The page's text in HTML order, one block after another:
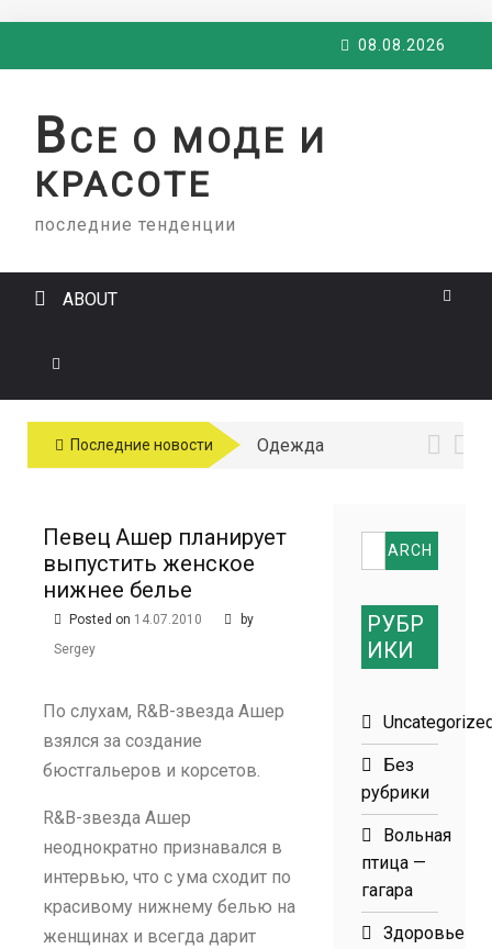
08.08.2026
ВСЕ О МОДЕ И
КРАСОТЕ
последние тенденции
ABOUT
Последние новости
Одежда
Певец Ашер планирует
выпустить женское
нижнее белье
Posted on 14.07.2010
by
Sergey
По слухам, R&B-звезда Ашер
взялся за создание
бюстгальеров и корсетов.
R&B-звезда Ашер
неоднократно признавался в
интервью, что с ума сходит по
красивому нижнему белью на
женщинах и всегда дарит
Search
for:
РУБР
ИКИ
Без
рубрики
Вольная
птица —
гагара
Здоровье